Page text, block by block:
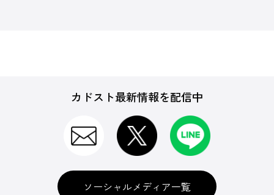
カドスト最新情報を配信中
ソーシャルメディア一覧